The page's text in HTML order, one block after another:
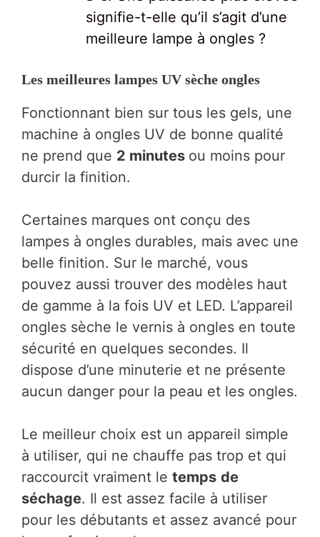
signifie-t-elle qu’il s’agit d’une
meilleure lampe à ongles ?
Les meilleures lampes UV sèche ongles
Fonctionnant bien sur tous les gels, une
machine à ongles UV de bonne qualité
ne prend que 2 minutes ou moins pour
durcir la finition.
Certaines marques ont conçu des
lampes à ongles durables, mais avec une
belle finition. Sur le marché, vous
pouvez aussi trouver des modèles haut
de gamme à la fois UV et LED. L’appareil
ongles sèche le vernis à ongles en toute
sécurité en quelques secondes. Il
dispose d’une minuterie et ne présente
aucun danger pour la peau et les ongles.
Le meilleur choix est un appareil simple
à utiliser, qui ne chauffe pas trop et qui
raccourcit vraiment le temps de
séchage. Il est assez facile à utiliser
pour les débutants et assez avancé pour